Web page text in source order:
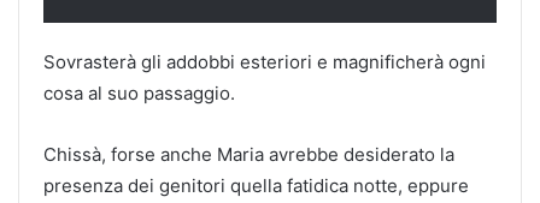
Sovrasterà gli addobbi esteriori e magnificherà ogni
cosa al suo passaggio.
Chissà, forse anche Maria avrebbe desiderato la
presenza dei genitori quella fatidica notte, eppure